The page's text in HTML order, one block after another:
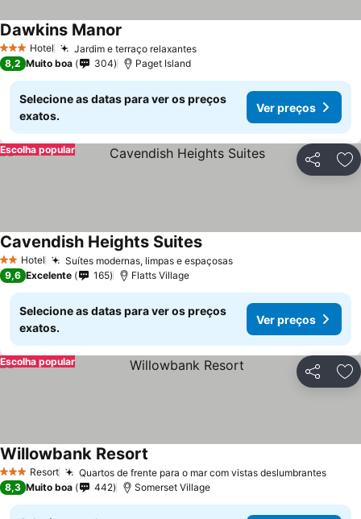
3 EstrelasHotel Jardim e terraço relaxantes
Dawkins Manor
8,2 Muito boa 304 Paget Island
Selecione as datas para ver os preços
exatos.
Ver preços
Partilhar
Escolha popular
2 Estrelas
Hotel Suítes modernas, limpas e espaçosas
Cavendish Heights Suites
9,6 Excelente 165 Flatts Village
Selecione as datas para ver os preços
exatos.
Ver preços
Partilhar
Escolha popular
3 EstrelasResort Quartos de frente para o mar com vistas deslumbrantes
Willowbank Resort
8,3 Muito boa 442 Somerset Village